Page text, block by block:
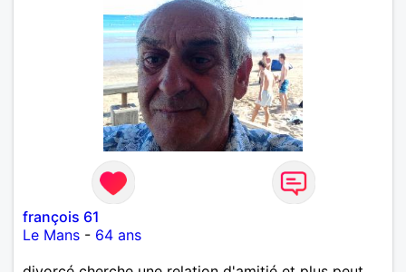
françois 61
Le Mans - 64 ans